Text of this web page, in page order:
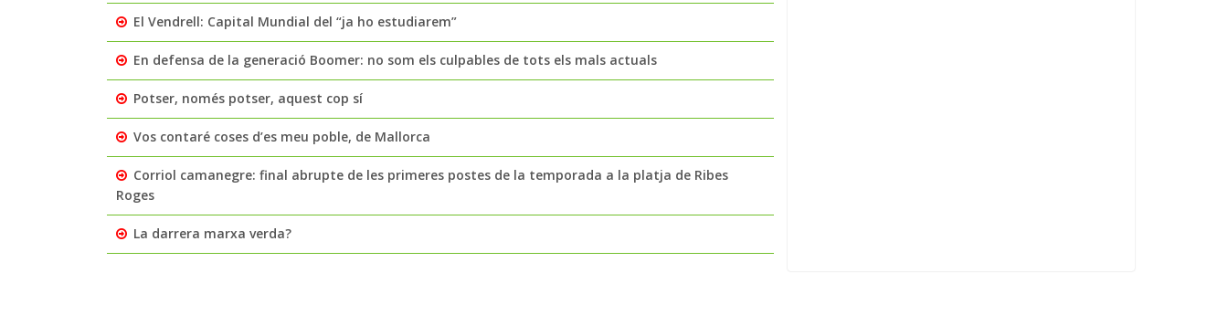
El Vendrell: Capital Mundial del “ja ho estudiarem”
En defensa de la generació Boomer: no som els culpables de tots els mals actuals
Potser, només potser, aquest cop sí
Vos contaré coses d’es meu poble, de Mallorca
Corriol camanegre: final abrupte de les primeres postes de la temporada a la platja de Ribes
Roges
La darrera marxa verda?